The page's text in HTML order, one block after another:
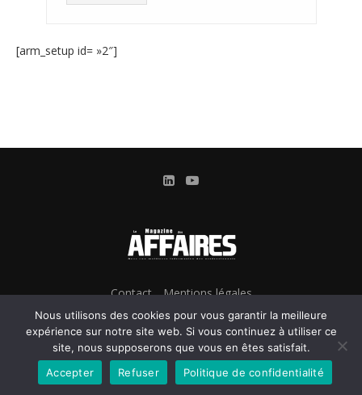
[arm_setup id= »2″]
Contact
Mentions légales
Conditions Générales d’Utilisation et d’Abonnement
Gestion des cookies
Confidentialité & Données personnelles
@2024 - Le Magazine des Affaires
Nous utilisons des cookies pour vous garantir la meilleure
expérience sur notre site web. Si vous continuez à utiliser ce
site, nous supposerons que vous en êtes satisfait.
Accepter
Refuser Politique de confidentialité